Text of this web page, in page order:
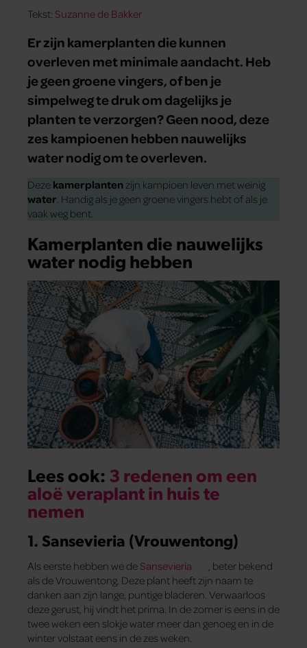
Tekst: Suzanne de Bakker
Er zijn kamerplanten die kunnen
overleven met minimale aandacht. Heb
je geen groene vingers, of ben je
simpelweg te druk om dagelijks je
planten te verzorgen? Geen nood, deze
zes kampioenen hebben nauwelijks
water nodig om te overleven.
Deze kamerplanten zijn kampioen leven met weinig
water . Handig als je geen groene vingers hebt of als je
vaak weg bent.
Kamerplanten die nauwelijks
water nodig hebben
Lees ook: 3 redenen om een
aloë veraplant in huis te
nemen
1. Sansevieria (Vrouwentong)
Als eerste hebben we de Sansevieria
, beter bekend
als de Vrouwentong. Deze plant heeft zijn naam te
danken aan zijn lange, puntige bladeren. Verwaarloos
deze gerust, hij vindt het prima. In de zomer is eens in de
twee weken een slokje water meer dan genoeg en in de
winter volstaat eens in de zes weken.